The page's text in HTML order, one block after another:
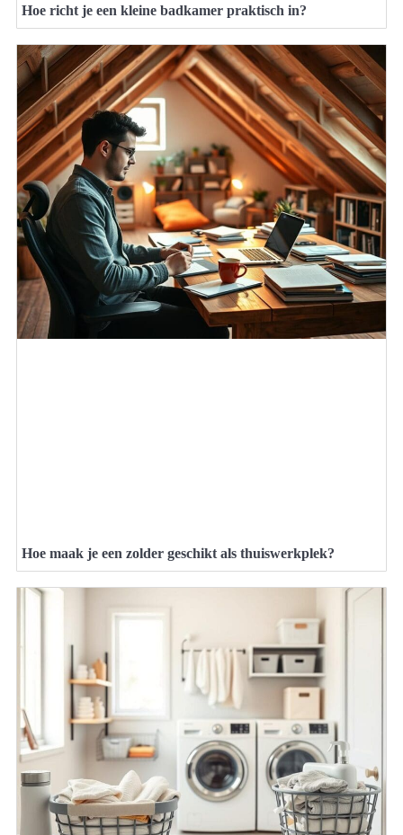
Hoe richt je een kleine badkamer praktisch in?
Hoe maak je een zolder geschikt als thuiswerkplek?